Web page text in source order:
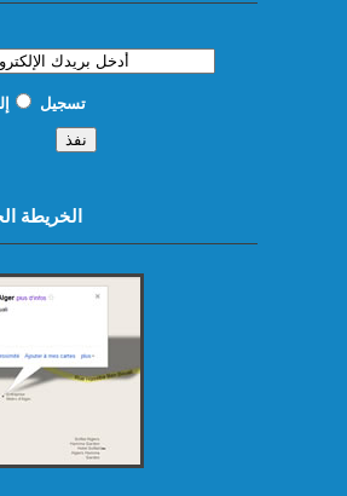
تسجيل
الخريطة